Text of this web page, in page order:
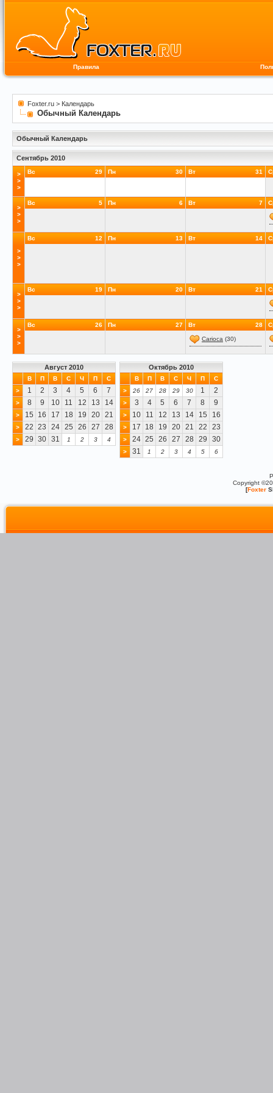
Правила
Foxter.ru > Календарь
Обычный Календарь
Обычный Календарь
Сентябрь 2010
>
>
>
29
Вс 30
Пн 31
Вт
>
>
>
5
Вс 6
Пн 7
Вт
>
>
>
12
Вс 13
Пн 14
Вт
>
>
>
19
Вс 20
Пн 21
Вт
>
>
>
26
Вс 27
Пн 28
Вт
Carioca (30)
Август 2010
В П В С Ч П
С
>
1 2 3 4 5 6 7
> 8 9 10 11 12 13 14
> 15 16 17 18 19 20 21
> 22 23 24 25 26 27 28
> 29 30 31 1 2 3 4
Октябрь 2010
В П В С Ч П
С
>
26 27 28 29 30 1 2
> 3 4 5 6 7 8 9
> 10 11 12 13 14 15 16
> 17 18 19 20 21 22 23
> 24 25 26 27 28 29 30
> 31 1 2 3 4 5 6
Copyright
[Foxter